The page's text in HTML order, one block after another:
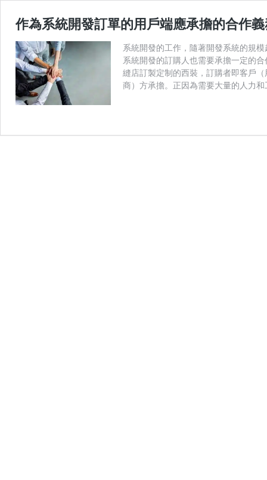
作為系統開發訂單的用戶端應承擔的合作
系統開發的工作，隨著開發系統的規
系統開發的訂購人也需要承擔一定的
縫店訂製定制的西裝，訂購者即客戶
商）方承擔。正因為需要大量的人力